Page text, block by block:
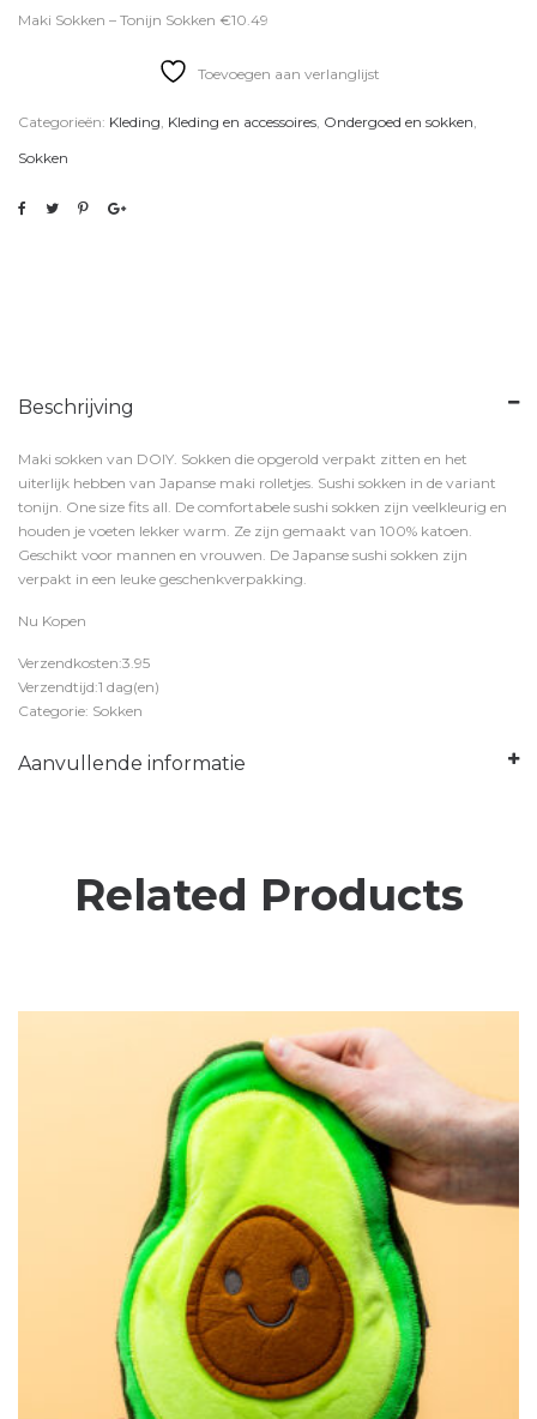
Maki Sokken – Tonijn Sokken €10.49
Toevoegen aan verlanglijst
Categorieën: Kleding, Kleding en accessoires, Ondergoed en sokken,
Sokken
Beschrijving
Maki sokken van DOIY. Sokken die opgerold verpakt zitten en het
uiterlijk hebben van Japanse maki rolletjes. Sushi sokken in de variant
tonijn. One size fits all. De comfortabele sushi sokken zijn veelkleurig en
houden je voeten lekker warm. Ze zijn gemaakt van 100% katoen.
Geschikt voor mannen en vrouwen. De Japanse sushi sokken zijn
verpakt in een leuke geschenkverpakking.
Nu Kopen
Verzendkosten:3.95
Verzendtijd:1 dag(en)
Categorie: Sokken
Aanvullende informatie
Related Products